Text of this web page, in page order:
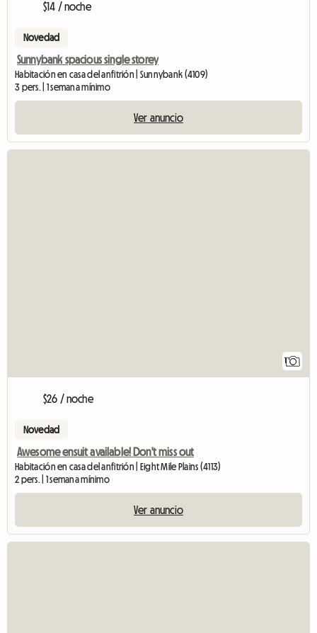
$14 / noche
Novedad
Sunnybank spacious single storey
Habitación en casa del anfitrión | Sunnybank (4109)
3 pers. | 1 semana mínimo
Ver anuncio
1
$26 / noche
Novedad
Awesome ensuit available! Don't miss out
Habitación en casa del anfitrión | Eight Mile Plains (4113)
2 pers. | 1 semana mínimo
Ver anuncio